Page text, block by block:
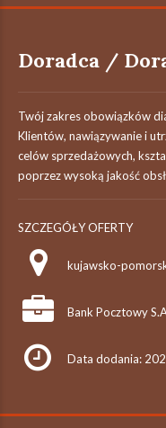
Doradca /
Twój zakres obowiązków
Klientów, nawiązywanie i
celów sprzedażowych,
poprzez wysoką jakość
SZCZEGÓŁY OFERTY
kujawsko-
Bank Pocztowy
Data dodania: